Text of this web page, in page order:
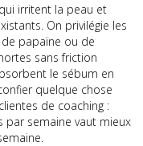
irritent la peau et
On privilégie les
papaïne ou de
sans friction
le sébum en
quelque chose
de coaching :
par semaine vaut mieux